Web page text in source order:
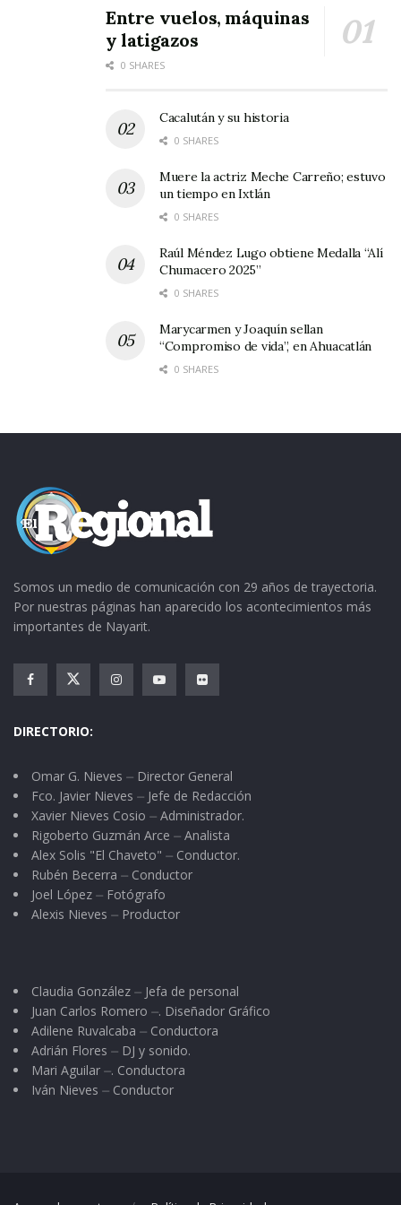
económico de la región; Así también el joven
priista, resolvió asuntos relacionados con el
área de la salud y de asistencia social.
Entre vuelos, máquinas
y latigazos
0 SHARES
Cacalután y su historia
0 SHARES
Muere la actriz Meche Carreño; estuvo
un tiempo en Ixtlán
0 SHARES
Raúl Méndez Lugo obtiene Medalla “Alí
Chumacero 2025”
0 SHARES
Marycarmen y Joaquín sellan
“Compromiso de vida”, en Ahuacatlán
0 SHARES
Somos un medio de comunicación con 29 años de trayectoria.
Por nuestras páginas han aparecido los acontecimientos más
importantes de Nayarit.
DIRECTORIO:
Omar G. Nieves ⏤ Director General
Fco. Javier Nieves ⏤ Jefe de Redacción
Xavier Nieves Cosio ⏤ Administrador.
Rigoberto Guzmán Arce ⏤ Analista
Alex Solis "El Chaveto" ⏤ Conductor.
Rubén Becerra ⏤ Conductor
Joel López ⏤ Fotógrafo
Alexis Nieves ⏤ Productor
Claudia González ⏤ Jefa de personal
Juan Carlos Romero ⏤. Diseñador Gráfico
Adilene Ruvalcaba ⏤ Conductora
Adrián Flores ⏤ DJ y sonido.
Mari Aguilar ⏤. Conductora
Iván Nieves ⏤ Conductor